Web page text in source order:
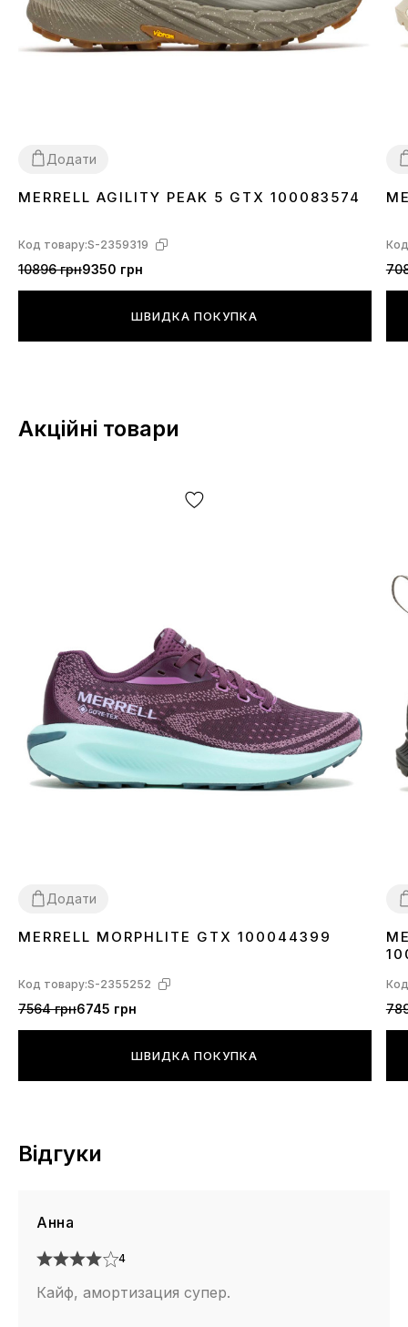
Додати
4447
MERRELL AGILITY PEAK 5 GTX 100083574
Код товару:S-2359319
10896 грн9350 грн
ШВИДКА ПОКУПКА
Акційні товари
Додати
36
MERRELL MORPHLITE GTX 100044399
Код товару:S-2355252
7564 грн6745 грн
ШВИДКА ПОКУПКА
Відгуки
Анна
4
Кайф, амортизация супер.